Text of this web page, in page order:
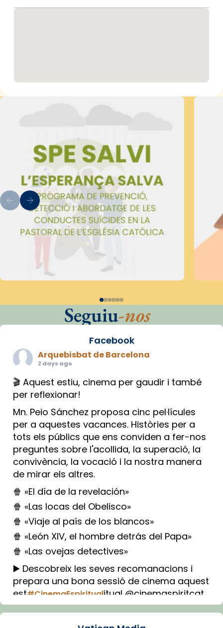
Seguiu-nos
Facebook
Arquebisbat de Barcelona
2 days ago
🎬 Aquest estiu, cinema per gaudir i també
per reflexionar!
Mn. Peio Sánchez proposa cinc pel·lícules
per a aquestes vacances. Històries per a
tots els públics que ens conviden a fer-nos
preguntes sobre l'acollida, la superació, la
convivència, la vocació i la nostra manera
de mirar els altres.
🍿 «El día de la revelación»
🍿 «Las locas del Obelisco»
🍿 «Viaje al país de los blancos»
🍿 «León XIV, el hombre detrás del Papa»
🍿 «Las ovejas detectives»
▶️ Descobreix les seves recomanacions i
prepara una bona sessió de cinema aquest
est#CinemaEspiritualitual @cinemaspiritcat
Imatge: Generada amb IA (OpenAI)